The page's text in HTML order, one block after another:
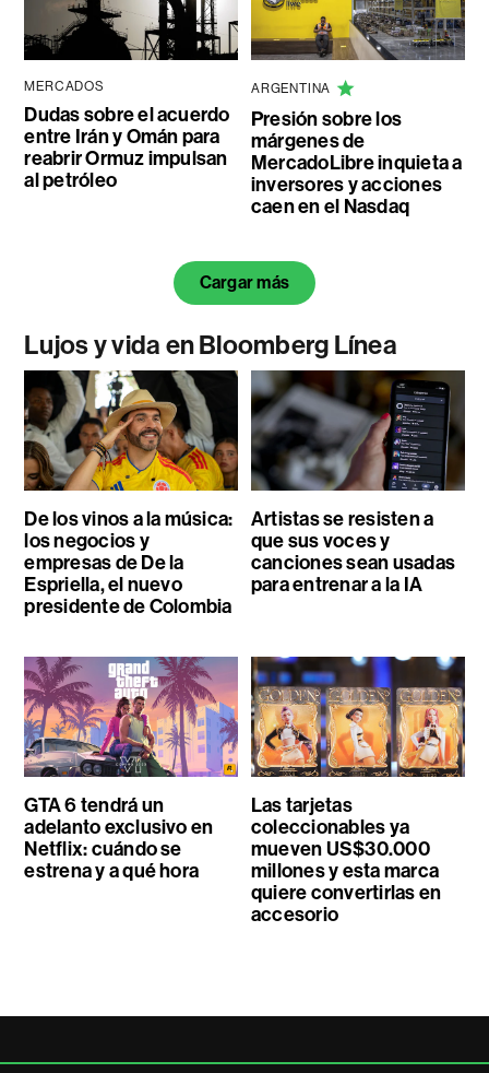
MERCADOS
Dudas sobre el acuerdo
entre Irán y Omán para
reabrir Ormuz impulsan
al petróleo
ARGENTINA
Presión sobre los
márgenes de
MercadoLibre inquieta a
inversores y acciones
caen en el Nasdaq
Cargar más
Lujos y vida en Bloomberg Línea
De los vinos a la música:
los negocios y
empresas de De la
Espriella, el nuevo
presidente de Colombia
Artistas se resisten a
que sus voces y
canciones sean usadas
para entrenar a la IA
GTA 6 tendrá un
adelanto exclusivo en
Netflix: cuándo se
estrena y a qué hora
Las tarjetas
coleccionables ya
mueven US$30.000
millones y esta marca
quiere convertirlas en
accesorio